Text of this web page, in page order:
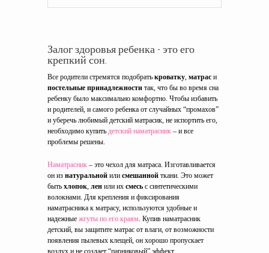
Залог здоровья ребенка - это его
крепкий сон.
Все родители стремятся подобрать кроватку, матрас и
постельные принадлежности так, что бы во время сна
ребенку было максимально комфортно. Чтобы избавить
и родителей, и самого ребенка от случайных “промахов”
и уберечь любимый детский матрасик, не испортить его,
необходимо купить детский наматрасник – и все
проблемы решены.
Наматрасник – это чехол для матраса. Изготавливается
он из натуральной или смешанной ткани. Это может
быть хлопок, лен или их смесь с синтетическими
волокнами. Для крепления и фиксирования
наматрасника к матрасу, используются удобные и
надежные жгуты по его краям. Купив наматрасник
детский, вы защитите матрас от влаги, от возможности
появления пылевых клещей, он хорошо пропускает
воздух и не создает “парниковый” эффект.